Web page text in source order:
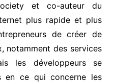
et co-auteur du
plus rapide et plus
de créer de
notamment des services
les développeurs se
en ce qui concerne les